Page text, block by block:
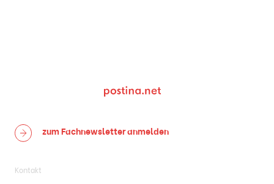
zum Fachnewsletteranmelden
Kontakt